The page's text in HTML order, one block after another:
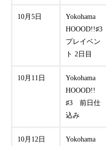
10月5日
Yokohama
HOOOD!!♯3
プレイベン
ト 2日目
10月11日
Yokohama
HOOOD!!
♯3 前日仕
込み
10月12日
Yokohama